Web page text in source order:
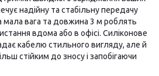
надійну та стабільну передачу
мала вага та довжина 3 м роблять
вдома або в офісі. Силіконове
кабелю стильного вигляду, але й
стійким до зносу і запобігаючи